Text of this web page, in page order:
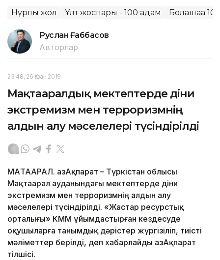
Нұрлы жол Ұлт жоспары - 100 қадам Болашаққа
Руслан Ғаббасов
Авторлар
23:48, 26 Қазан 2019
Мақтааралдық мектептерде діни
экстремизм мен терроризмнің
алдын алу мәселелері түсіндірілді
МАҚТААРАЛ. ҚазАқпарат – Түркістан облысы
Мақтаарал ауданындағы мектептерде діни
экстремизм мен терроризмнің алдын алу
мәселелері түсіндірілді. «Жастар ресурстық
орталығы» КММ ұйымдастырған кездесуде
оқушыларға танымдық дәрістер жүргізіліп, тиісті
мәліметтер берілді, деп хабарлайды ҚазАқпарат
тілшісі.